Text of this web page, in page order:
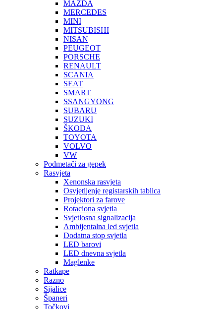
MAZDA
MERCEDES
MINI
MITSUBISHI
NISAN
PEUGEOT
PORSCHE
RENAULT
SCANIA
SEAT
SMART
SSANGYONG
SUBARU
SUZUKI
ŠKODA
TOYOTA
VOLVO
VW
Podmetači za gepek
Rasvjeta
Xenonska rasvjeta
Osvjetljenje registarskih tablica
Projektori za farove
Rotaciona svjetla
Svjetlosna signalizacija
Ambijentalna led svjetla
Dodatna stop svjetla
LED barovi
LED dnevna svjetla
Maglenke
Ratkape
Razno
Sijalice
Španeri
Točkovi